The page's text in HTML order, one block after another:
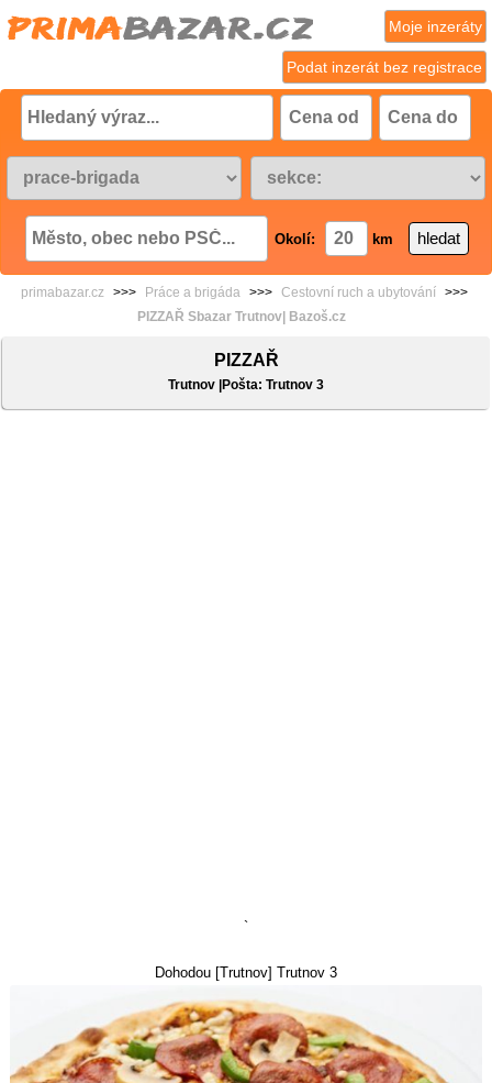
Podat inzerát bez registrace
Moje inzeráty
Okolí: km
primabazar.cz >>> Práce a brigáda >>> Cestovní ruch a ubytování
>>>
PIZZAŘ Sbazar Trutnov| Bazoš.cz
PIZZAŘ
Trutnov |Pošta: Trutnov 3
`
Dohodou [Trutnov] Trutnov 3